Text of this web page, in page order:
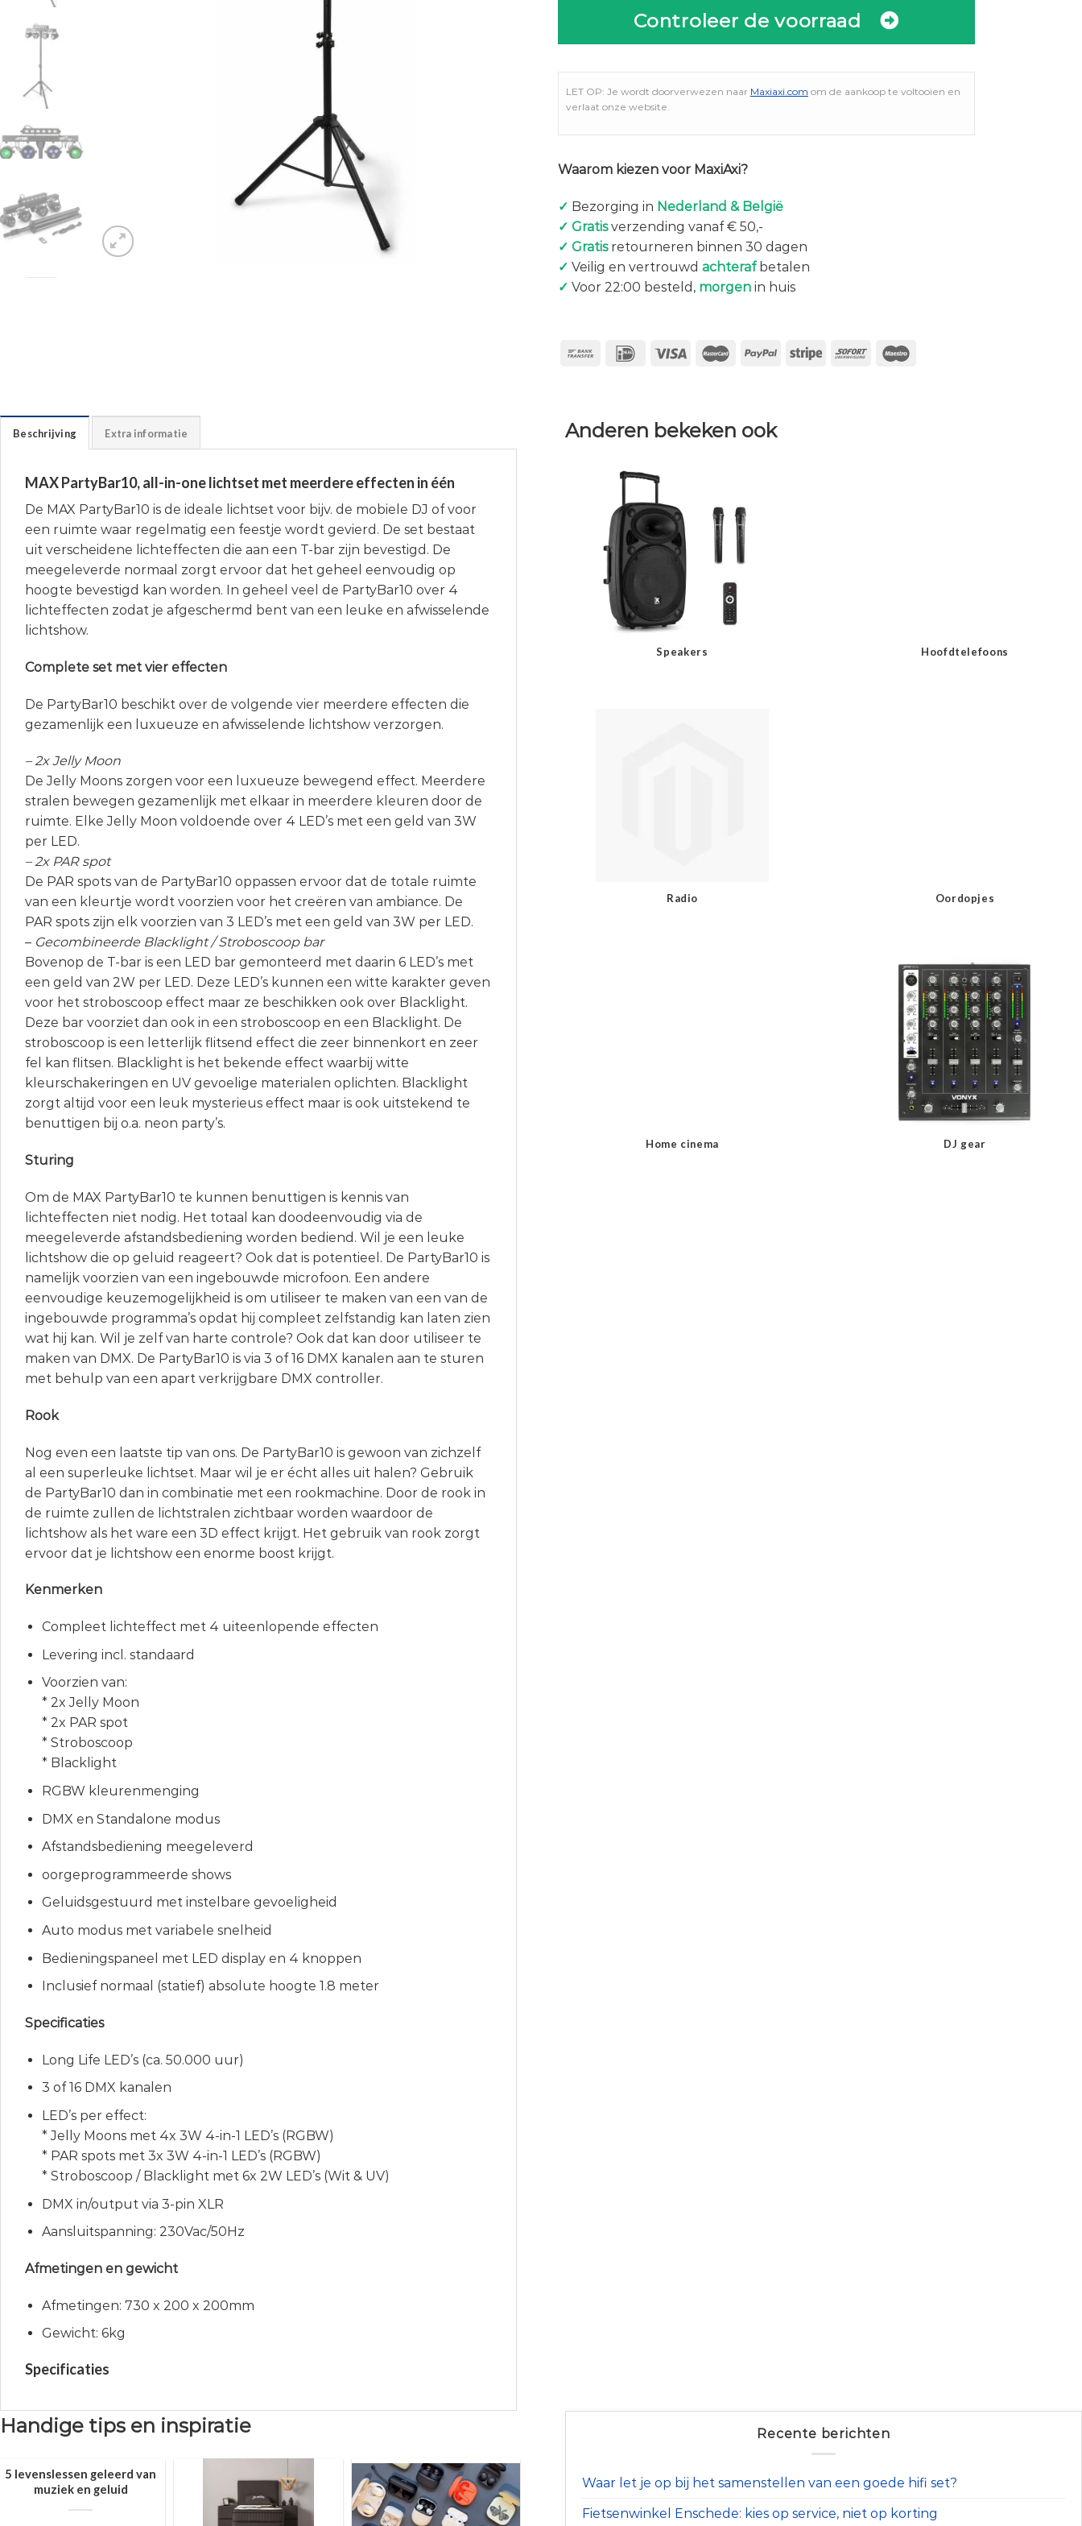
Controleer de voorraad
LET OP: Je wordt doorverwezen naar Maxiaxi.com om de aankoop te voltooien en
verlaat onze website.
Waarom kiezen voor MaxiAxi?
✓ Bezorging in Nederland & België
✓ Gratisverzending vanaf € 50,-
✓ Gratisretourneren binnen 30 dagen
✓ Veilig en vertrouwd achterafbetalen
✓ Voor 22:00 besteld, morgenin huis
Beschrijving Extra informatie
MAX PartyBar10, all-in-one lichtset met meerdere effecten in één
De MAX PartyBar10 is de ideale lichtset voor bijv. de mobiele DJ of voor
een ruimte waar regelmatig een feestje wordt gevierd. De set bestaat
uit verscheidene lichteffecten die aan een T-bar zijn bevestigd. De
meegeleverde normaal zorgt ervoor dat het geheel eenvoudig op
hoogte bevestigd kan worden. In geheel veel de PartyBar10 over 4
lichteffecten zodat je afgeschermd bent van een leuke en afwisselende
lichtshow.
Complete set met vier effecten
De PartyBar10 beschikt over de volgende vier meerdere effecten die
gezamenlijk een luxueuze en afwisselende lichtshow verzorgen.
– 2x Jelly Moon
De Jelly Moons zorgen voor een luxueuze bewegend effect. Meerdere
stralen bewegen gezamenlijk met elkaar in meerdere kleuren door de
ruimte. Elke Jelly Moon voldoende over 4 LED’s met een geld van 3W
per LED.
– 2x PAR spot
De PAR spots van de PartyBar10 oppassen ervoor dat de totale ruimte
van een kleurtje wordt voorzien voor het creëren van ambiance. De
PAR spots zijn elk voorzien van 3 LED’s met een geld van 3W per LED.
– Gecombineerde Blacklight / Stroboscoop bar
Bovenop de T-bar is een LED bar gemonteerd met daarin 6 LED’s met
een geld van 2W per LED. Deze LED’s kunnen een witte karakter geven
voor het stroboscoop effect maar ze beschikken ook over Blacklight.
Deze bar voorziet dan ook in een stroboscoop en een Blacklight. De
stroboscoop is een letterlijk flitsend effect die zeer binnenkort en zeer
fel kan flitsen. Blacklight is het bekende effect waarbij witte
kleurschakeringen en UV gevoelige materialen oplichten. Blacklight
zorgt altijd voor een leuk mysterieus effect maar is ook uitstekend te
benuttigen bij o.a. neon party’s.
Sturing
Om de MAX PartyBar10 te kunnen benuttigen is kennis van
lichteffecten niet nodig. Het totaal kan doodeenvoudig via de
meegeleverde afstandsbediening worden bediend. Wil je een leuke
lichtshow die op geluid reageert? Ook dat is potentieel. De PartyBar10 is
namelijk voorzien van een ingebouwde microfoon. Een andere
eenvoudige keuzemogelijkheid is om utiliseer te maken van een van de
ingebouwde programma’s opdat hij compleet zelfstandig kan laten zien
wat hij kan. Wil je zelf van harte controle? Ook dat kan door utiliseer te
maken van DMX. De PartyBar10 is via 3 of 16 DMX kanalen aan te sturen
met behulp van een apart verkrijgbare DMX controller.
Rook
Nog even een laatste tip van ons. De PartyBar10 is gewoon van zichzelf
al een superleuke lichtset. Maar wil je er écht alles uit halen? Gebruik
de PartyBar10 dan in combinatie met een rookmachine. Door de rook in
de ruimte zullen de lichtstralen zichtbaar worden waardoor de
lichtshow als het ware een 3D effect krijgt. Het gebruik van rook zorgt
ervoor dat je lichtshow een enorme boost krijgt.
Kenmerken
Compleet lichteffect met 4 uiteenlopende effecten
Levering incl. standaard
Voorzien van:
* 2x Jelly Moon
* 2x PAR spot
* Stroboscoop
* Blacklight
RGBW kleurenmenging
DMX en Standalone modus
Afstandsbediening meegeleverd
oorgeprogrammeerde shows
Geluidsgestuurd met instelbare gevoeligheid
Auto modus met variabele snelheid
Bedieningspaneel met LED display en 4 knoppen
Inclusief normaal (statief) absolute hoogte 1.8 meter
Specificaties
Long Life LED’s (ca. 50.000 uur)
3 of 16 DMX kanalen
LED’s per effect:
* Jelly Moons met 4x 3W 4-in-1 LED’s (RGBW)
* PAR spots met 3x 3W 4-in-1 LED’s (RGBW)
* Stroboscoop / Blacklight met 6x 2W LED’s (Wit & UV)
DMX in/output via 3-pin XLR
Aansluitspanning: 230Vac/50Hz
Afmetingen en gewicht
Afmetingen: 730 x 200 x 200mm
Gewicht: 6kg
Specificaties
Anderen bekeken ook
Speakers Hoofdtelefoons
Radio Oordopjes
Home cinema DJ gear
Handige tips en inspiratie
5 levenslessen geleerd van
muziek en geluid
Recente berichten
Waar let je op bij het samenstellen van een goede hifi set?
Fietsenwinkel Enschede: kies op service, niet op korting